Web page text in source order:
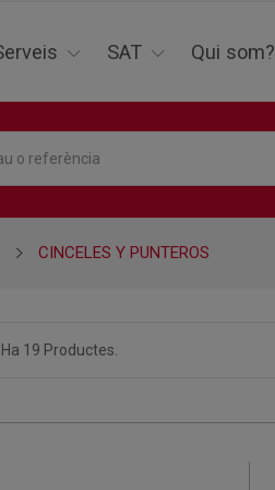
SAT Qui som?
CINCELES Y PUNTEROS
19 Productes.